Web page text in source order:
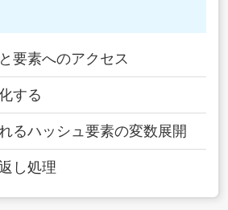
要素へのアクセス
する
るハッシュ要素の変数展開
し処理